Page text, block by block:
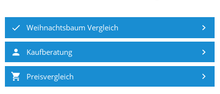
Weihnachtsbaum Vergleich
Kaufberatung
Preisvergleich